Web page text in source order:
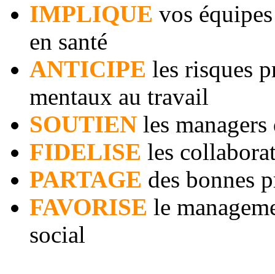
IMPLIQUE vos
en santé
ANTICIPE les risques
mentaux au travail
SOUTIEN les
FIDELISE les
PARTAGE des bonnes
FAVORISE le
social